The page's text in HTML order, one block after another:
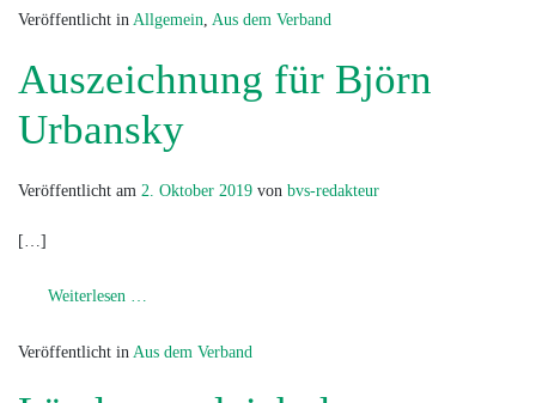
Veröffentlicht in Allgemein, Aus dem Verband
Auszeichnung für Björn
Urbansky
Veröffentlicht am 2. Oktober 2019 von bvs-redakteur
[…]
Weiterlesen …
Veröffentlicht in Aus dem Verband